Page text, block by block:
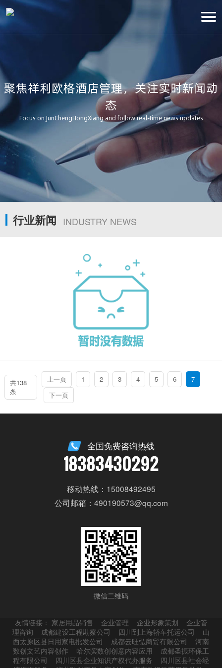
聚焦祥利欧格酒店管理，关注实时新闻动
态
Focus on JunChengHongXiang and follow real-time news updates
行业新闻 INDUSTRY NEWS
共138
条
上一页 1 2 3 4 5 6
7
下一页
全国免费咨询热线
18383430292
移动热线：15008492495
公司邮箱：490190573@qq.com
微信二维码
友情链接： 家居用品销售 企业管理 企业形象策划
企业管
理咨询
成都建设工程勘察公司 四川到上海轿车托运公司
山
西太原区县日用家电批发公司
成都云旺弘商贸有限公司
河南
数创文艺内容创作
哈尔滨数创创意内容应用
成都圣振环保工
程有限公司
四川区县企业知识产权代办服务
四川区县社会经